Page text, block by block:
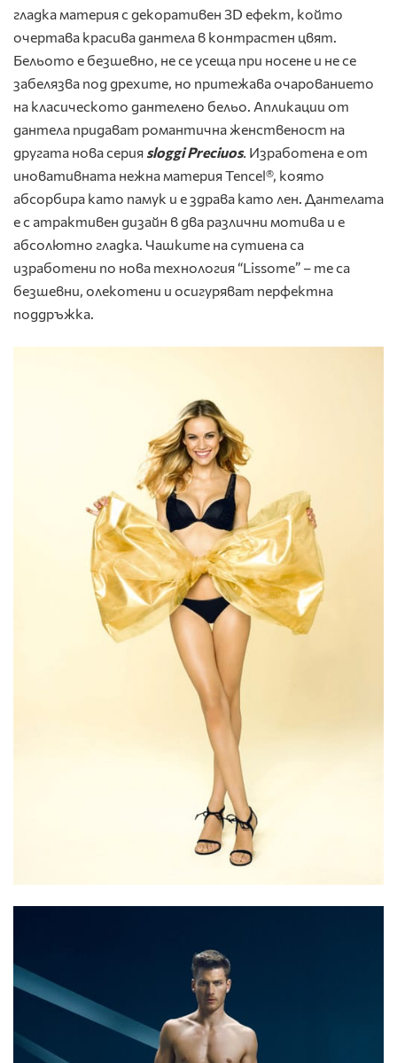
гладка материя с декоративен 3D ефект, който
очертава красива дантела в контрастен цвят.
Бельото е безшевно, не се усеща при носене и не се
забелязва под дрехите, но притежава очарованието
на класическото дантелено бельо. Апликации от
дантела придават романтична женственост на
другата нова серия sloggi Preciuos. Изработена е от
иновативната нежна материя Tencel®, която
абсорбира като памук и е здрава като лен. Дантелата
е с атрактивен дизайн в два различни мотива и е
абсолютно гладка. Чашките на сутиена са
изработени по нова технология “Lissome” – те са
безшевни, олекотени и осигуряват перфектна
поддръжка.